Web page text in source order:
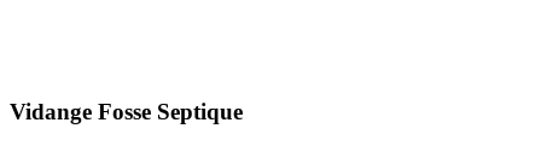
Vidange Fosse Septique